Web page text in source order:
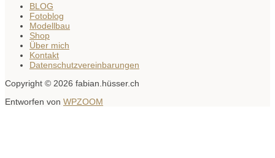
BLOG
Fotoblog
Modellbau
Shop
Über mich
Kontakt
Datenschutzvereinbarungen
Copyright © 2026 fabian.hüsser.ch
Entworfen von WPZOOM